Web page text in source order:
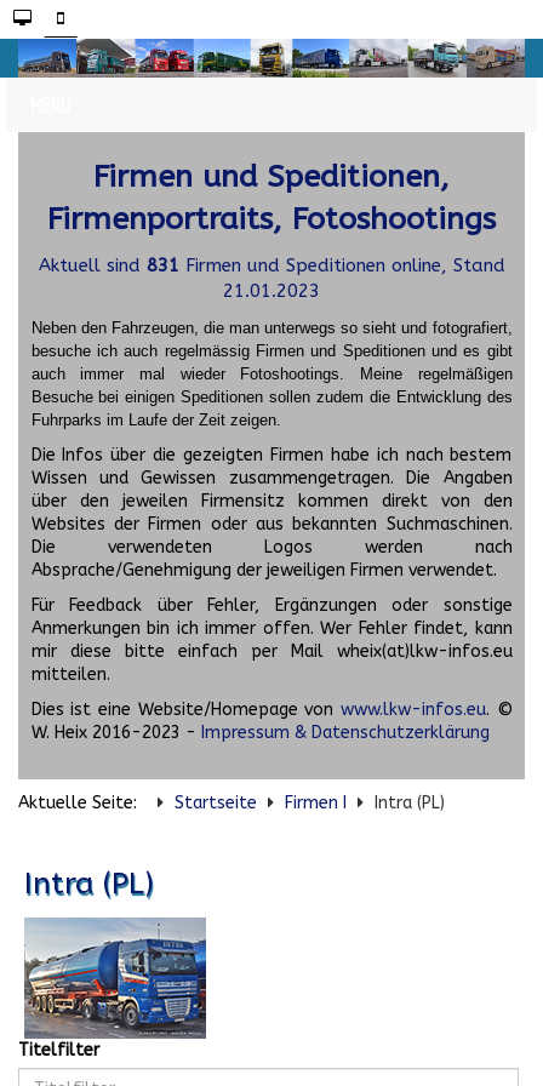
Firmen und Speditionen,
Firmenportraits, Fotoshootings
Aktuell sind 831 Firmen und Speditionen online, Stand
21.01.2023
Neben den Fahrzeugen, die man unterwegs so sieht und fotografiert,
besuche ich auch regelmässig Firmen und Speditionen und es gibt
auch immer mal wieder Fotoshootings.
Meine regelmäßigen
Besuche bei einigen Speditionen sollen zudem die Entwicklung des
Fuhrparks im Laufe der Zeit zeigen.
Die Infos über die gezeigten Firmen habe ich nach bestem
Wissen und Gewissen zusammengetragen. Die Angaben
über den jeweilen Firmensitz kommen direkt von den
Websites der Firmen oder aus bekannten Suchmaschinen.
Die verwendeten Logos werden nach
Absprache/Genehmigung der jeweiligen Firmen verwendet.
Für Feedback über Fehler, Ergänzungen oder sonstige
Anmerkungen bin ich immer offen. Wer Fehler findet, kann
mir diese bitte einfach per Mail wheix(at)lkw-infos.eu
mitteilen.
Dies ist eine Website/Homepage von www.lkw-infos.eu. ©
W. Heix 2016-2023 - Impressum & Datenschutzerklärung
Aktuelle Seite: Startseite Firmen I Intra (PL)
Intra (PL)
Titelfilter